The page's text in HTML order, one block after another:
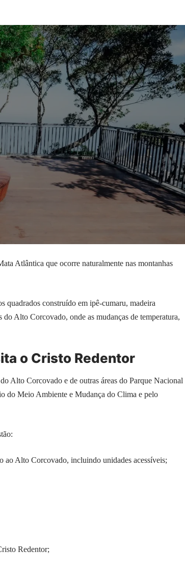
Atlântica que ocorre naturalmente nas montanhas
quadrados construído em ipê-cumaru, madeira
Alto Corcovado, onde as mudanças de temperatura,
o Cristo Redentor
Alto Corcovado e de outras áreas do Parque Nacional
do Meio Ambiente e Mudança do Clima e pelo
ao Alto Corcovado, incluindo unidades acessíveis;
Redentor;